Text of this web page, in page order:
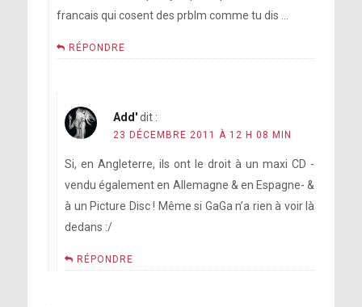
francais qui cosent des prblm comme tu dis …
RÉPONDRE
Add'dit :
23 DÉCEMBRE 2011 À 12 H 08 MIN
Si, en Angleterre, ils ont le droit à un maxi CD -
vendu également en Allemagne & en Espagne- &
à un Picture Disc ! Même si GaGa n’a rien à voir là
dedans :/
RÉPONDRE